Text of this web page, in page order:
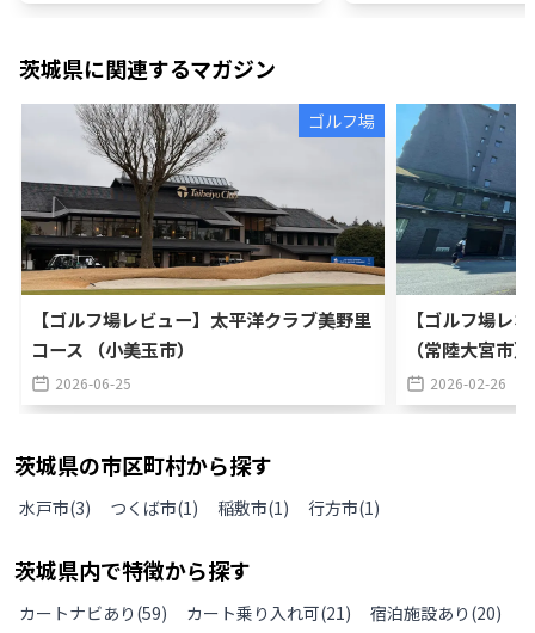
茨城県に関連するマガジン
ゴルフ場
【ゴルフ場レビュー】太平洋クラブ美野里
コース （小美玉市）
2026-06-25
【ゴルフ場レ
（常陸大宮市）
2026-02-26
茨城県の市区町村から探す
水戸市(3) つくば市(1) 稲敷市(1) 行方市(1)
茨城県内で特徴から探す
カートナビあり (59) カート乗り入れ可(21) 宿泊施設あり (20)